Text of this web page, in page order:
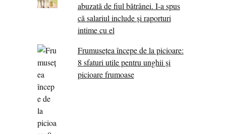
abuzată de fiul bătrânei. I-a spus
că salariul include și raporturi
intime cu el
Frumusețea începe de la picioare:
8 sfaturi utile pentru unghii și
picioare frumoase